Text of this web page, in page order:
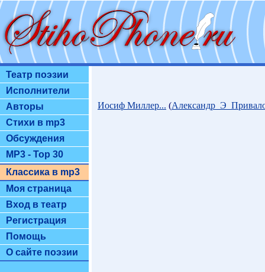
Театр поэзии
Исполнители
Авторы
Стихи в mp3
Обсуждения
MP3 - Top 30
Классика в mp3
Моя страница
Вход в театр
Регистрация
Помощь
О сайте поэзии
Иосиф Миллер... (